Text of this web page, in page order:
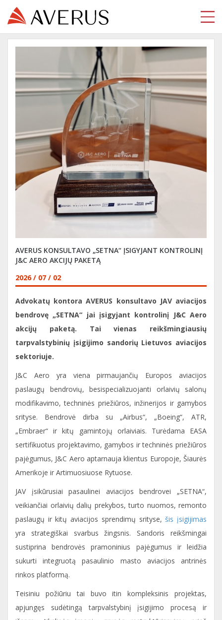
AVERUS KONSULTAVO „SETNA“ ĮSIGYJANT KONTROLINĮ
J&C AERO AKCIJŲ PAKETĄ
2026 / 07 / 02
Advokatų kontora AVERUS konsultavo JAV aviacijos
bendrovę „SETNA“ jai įsigyjant kontrolinį J&C Aero
akcijų paketą. Tai vienas reikšmingiausių
tarpvalstybinių įsigijimo sandorių Lietuvos aviacijos
sektoriuje.
J&C Aero yra viena pirmaujančių Europos aviacijos
paslaugų bendrovių, besispecializuojanti orlaivių salonų
modifikavimo, techninės priežiūros, inžinerijos ir gamybos
srityse. Bendrovė dirba su „Airbus“, „Boeing“, ATR,
„Embraer“ ir kitų gamintojų orlaiviais. Turėdama EASA
sertifikuotus projektavimo, gamybos ir techninės priežiūros
pajėgumus, J&C Aero aptarnauja klientus Europoje, Šiaurės
Amerikoje ir Artimuosiuose Rytuose.
JAV įsikūrusiai pasaulinei aviacijos bendrovei „SETNA“,
veikiančiai orlaivių dalių prekybos, turto nuomos, remonto
paslaugų ir kitų aviacijos sprendimų srityse,šis įsigijimas
yra strategiškai svarbus žingsnis. Sandoris reikšmingai
sustiprina bendrovės pramoninius pajėgumus ir leidžia
sukurti integruotą pasaulinio masto aviacijos antrinės
rinkos platformą.
Teisiniu požiūriu tai buvo itin kompleksinis projektas,
apjungęs sudėtingą tarpvalstybinį įsigijimo procesą ir